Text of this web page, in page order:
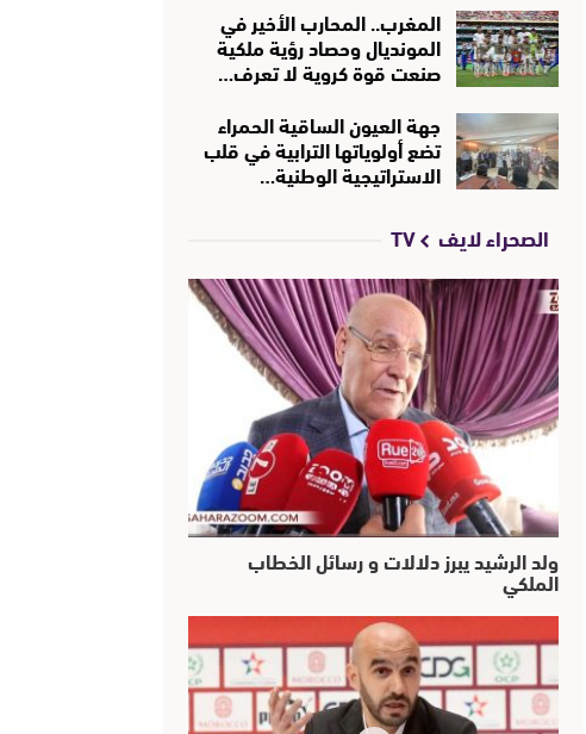
المغرب.. المحارب الأخير في
المونديال وحصاد رؤية ملكية
صنعت قوة كروية لا تعرف…
جهة العيون الساقية الحمراء
تضع أولوياتها الترابية في قلب
الاستراتيجية الوطنية…
الصحراء لايف TV
ولد الرشيد يبرز دلالات و رسائل الخطاب
الملكي